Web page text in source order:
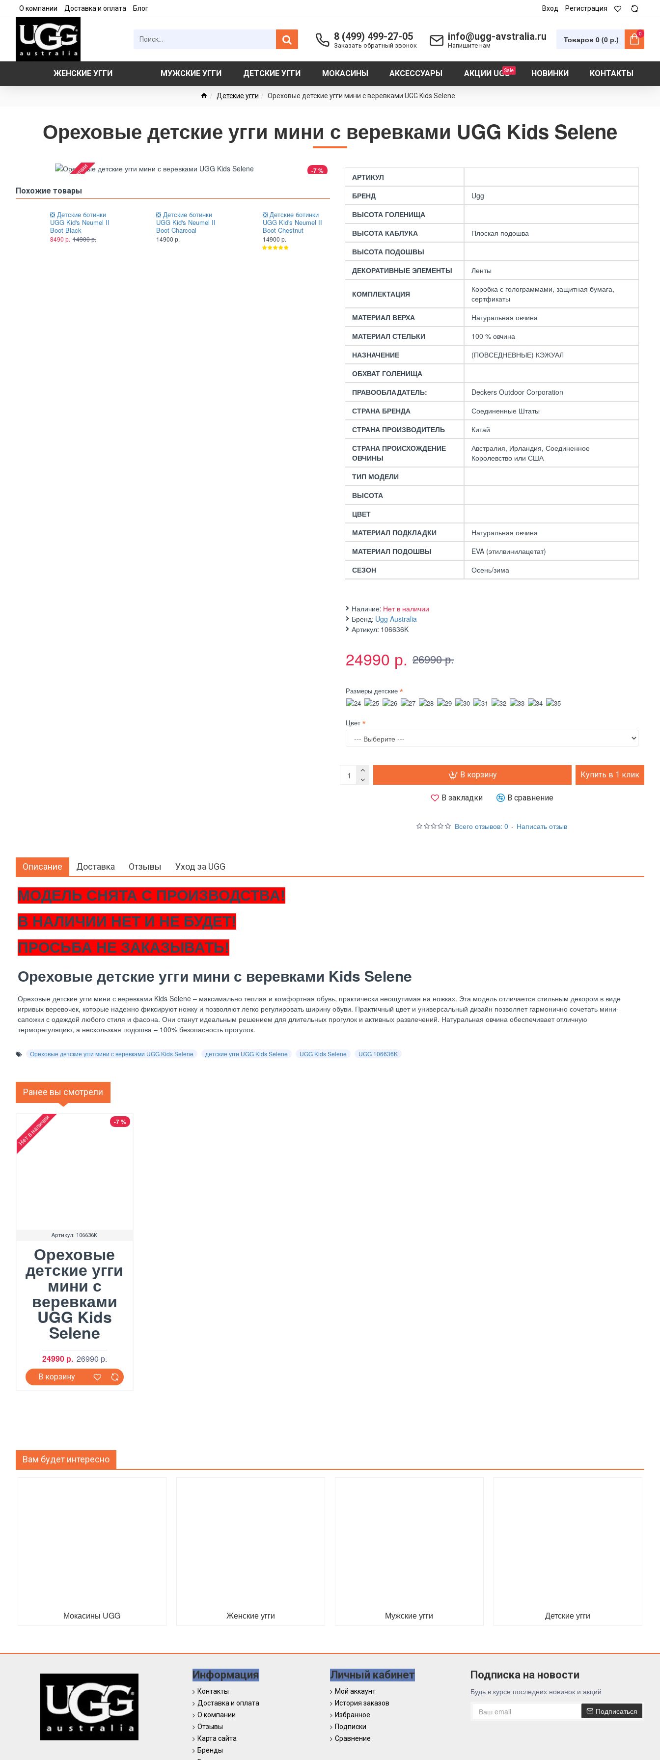
О компании Доставка и оплата Блог Вход Регистрация
8 (499) 499-27-05
Заказать обратный звонок
info@ugg-avstralia.ru
Напишите нам
Товаров 0 (0 р.)
0
ЖЕНСКИЕ УГГИ МУЖСКИЕ УГГИ ДЕТСКИЕ УГГИ МОКАСИНЫ АКСЕССУАРЫ АКЦИИ UGGSale НОВИНКИ КОНТАКТЫ
Детские угги Ореховые детские угги мини с веревками UGG Kids Selene
Ореховые детские угги мини с веревками UGG Kids Selene
-7 %
Нет в наличии
Похожие товары
❎ Детские ботинки
UGG Kid's Neumel II
Boot Black
8490 р. 14900 р.
❎ Детские ботинки
UGG Kid's Neumel II
Boot Charcoal
14900 р.
❎ Детские ботинки
UGG Kid's Neumel II
Boot Chestnut
14900 р.
❎ Детские ботинки
UGG Kid's Neumel II
Boot Metallic Black
UGG Kid's Neumel II
Boot Metallic
Chocolate
АРТИКУЛ
БРЕНД
Ugg
ВЫСОТА ГОЛЕНИЩА
ВЫСОТА КАБЛУКА
Плоская подошва
ВЫСОТА ПОДОШВЫ
ДЕКОРАТИВНЫЕ ЭЛЕМЕНТЫ
Ленты
КОМПЛЕКТАЦИЯ
Коробка с голограммами, защитная бумага,
сертфикаты
МАТЕРИАЛ ВЕРХА
Натуральная овчина
МАТЕРИАЛ СТЕЛЬКИ
100 % овчина
НАЗНАЧЕНИЕ
(ПОВСЕДНЕВНЫЕ) КЭЖУАЛ
ОБХВАТ ГОЛЕНИЩА
ПРАВООБЛАДАТЕЛЬ:
Deckers Outdoor Corporation
СТРАНА БРЕНДА
Соединенные Штаты
СТРАНА ПРОИЗВОДИТЕЛЬ
Китай
СТРАНА ПРОИСХОЖДЕНИЕ
ОВЧИНЫ
Австралия, Ирландия, Соединенное
Королевство или США
ТИП МОДЕЛИ
ВЫСОТА
ЦВЕТ
МАТЕРИАЛ ПОДКЛАДКИ
Натуральная овчина
МАТЕРИАЛ ПОДОШВЫ
EVA (этилвинилацетат)
СЕЗОН
Осень/зима
Наличие: Нет в наличии
Бренд: Ugg Australia
Артикул: 106636K
Всего отзывов: 0 - Написать отзыв
24990 р. 26990 р.
Размеры детские
Цвет
В корзину Купить в 1 клик
В закладки В сравнение
Описание Доставка Отзывы Уход за UGG
МОДЕЛЬ СНЯТА С ПРОИЗВОДСТВА!
В НАЛИЧИИ НЕТ И НЕ БУДЕТ!
ПРОСЬБА НЕ ЗАКАЗЫВАТЬ!
Ореховые детские угги мини с веревками Kids Selene
Ореховые детские угги мини с веревками Kids Selene – максимально теплая и комфортная обувь, практически неощутимая на ножках. Эта модель отличается стильным декором в виде
игривых веревочек, которые надежно фиксируют ножку и позволяют легко регулировать ширину обуви. Практичный цвет и универсальный дизайн позволяет гармонично сочетать мини-
сапожки с одеждой любого стиля и фасона. Они станут идеальным решением для длительных прогулок и активных развлечений. Натуральная овчина обеспечивает отличную
терморегуляцию, а нескользкая подошва – 100% безопасность прогулок.
Ореховые детские угги мини с веревками UGG Kids Selene детские угги UGG Kids Selene UGG Kids Selene UGG 106636K
Ранее вы смотрели
-7 %
Нет в наличии
Артикул: 106636K
Ореховые
детские угги
мини с
веревками
UGG Kids
Selene
24990 р. 26990 р.
В корзину
Вам будет интересно
Мокасины UGG Женские угги Мужские угги Детские угги
Информация
Контакты
Доставка и оплата
О компании
Отзывы
Карта сайта
Бренды
Личный кабинет
Мой аккаунт
История заказов
Избранное
Подписки
Сравнение
Подписка на новости
Будь в курсе последних новинок и акций
Подписаться